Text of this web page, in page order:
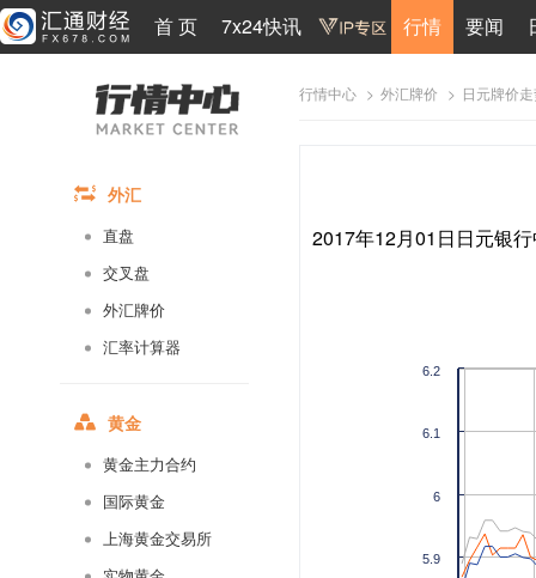
首 页 7x24快讯 行情 要闻
外汇
直盘
交叉盘
外汇牌价
汇率计算器
黄金
黄金主力合约
国际黄金
上海黄金交易所
行情中心 > 外汇牌价 > 日元牌价
2017年12月01日日元银
5.9
6
6.1
6.2